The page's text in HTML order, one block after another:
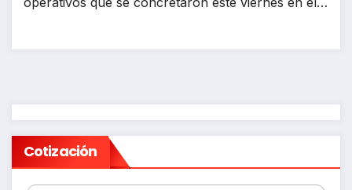
Cotización